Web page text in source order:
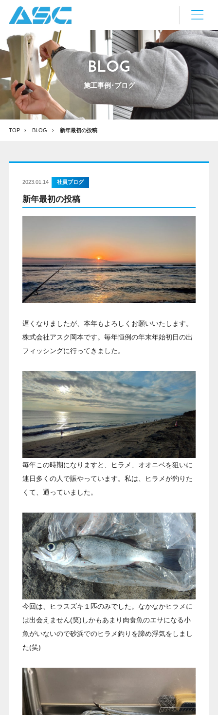
BLOG
施工事例･ブログ
TOP BLOG 新年最初の投稿
2023.01.14 社員ブログ
新年最初の投稿
遅くなりましたが、本年もよろしくお願いいたします。
株式会社アスク岡本です。毎年恒例の年末年始初日の出
フィッシングに行ってきました。
毎年この時期になりますと、ヒラメ、オオニベを狙いに
連日多くの人で賑やっています。私は、ヒラメが釣りた
くて、通っていました。
今回は、ヒラスズキ１匹のみでした。なかなかヒラメに
は出会えません(笑)しかもあまり肉食魚のエサになる小
魚がいないので砂浜でのヒラメ釣りを諦め浮気をしまし
た(笑)